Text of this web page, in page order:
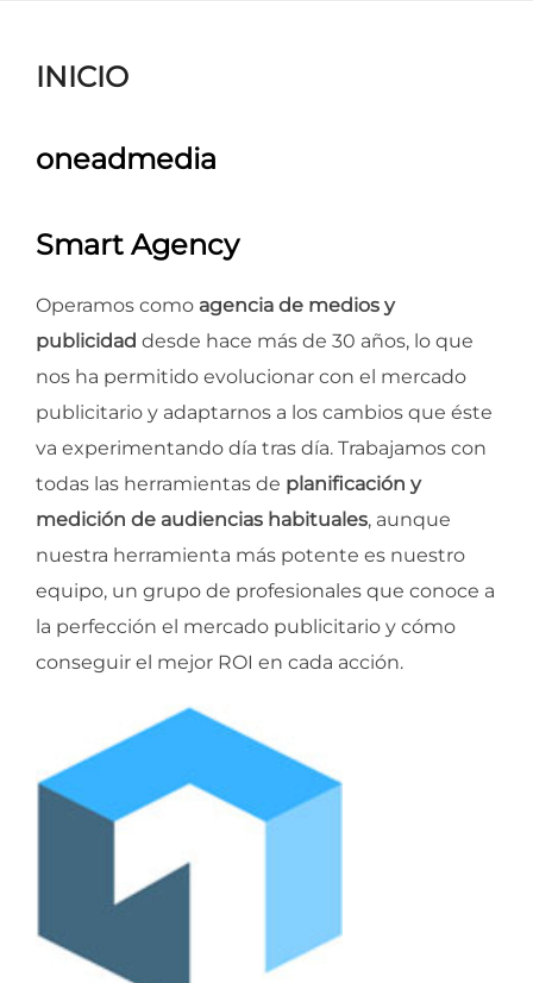
INICIO
oneadmedia
Smart Agency
Operamos como agencia de medios y
publicidad desde hace más de 30 años, lo que
nos ha permitido evolucionar con el mercado
publicitario y adaptarnos a los cambios que éste
va experimentando día tras día. Trabajamos con
todas las herramientas de planificación y
medición de audiencias habituales, aunque
nuestra herramienta más potente es nuestro
equipo, un grupo de profesionales que conoce a
la perfección el mercado publicitario y cómo
conseguir el mejor ROI en cada acción.